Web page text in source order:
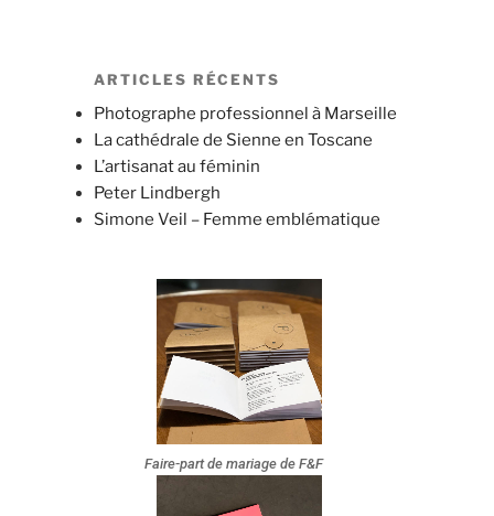
ARTICLES RÉCENTS
Photographe professionnel à Marseille
La cathédrale de Sienne en Toscane
L’artisanat au féminin
Peter Lindbergh
Simone Veil – Femme emblématique
Faire-part de mariage de F&F